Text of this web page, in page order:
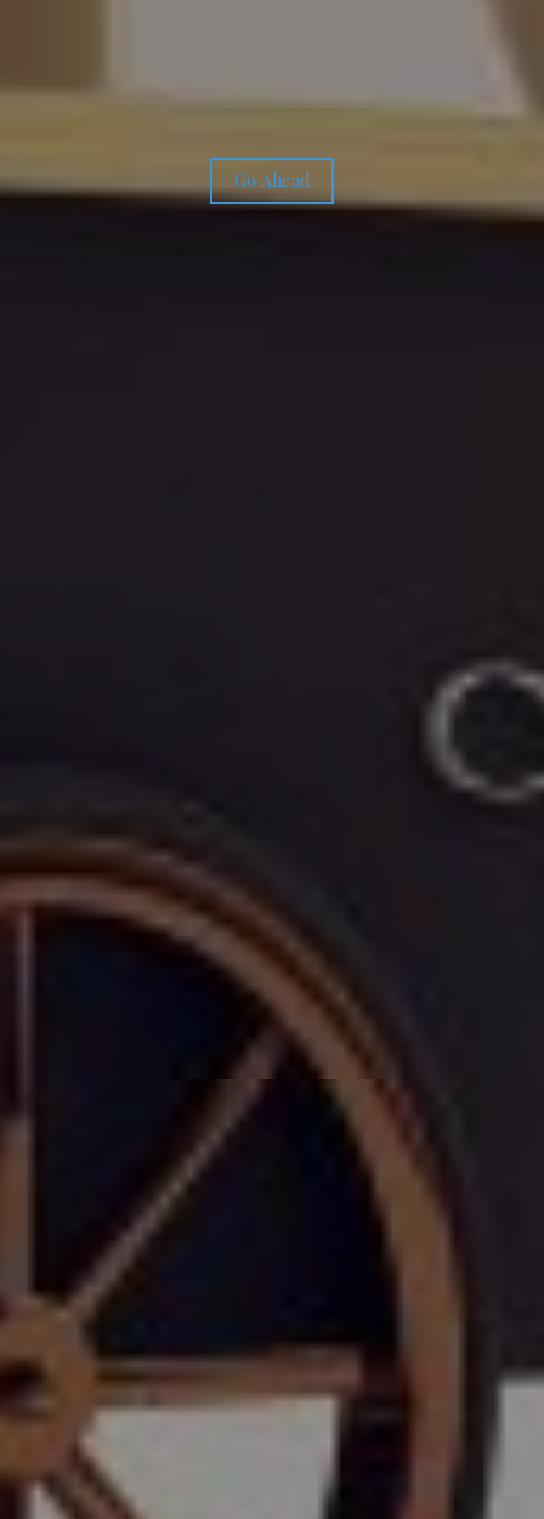
Go Ahead